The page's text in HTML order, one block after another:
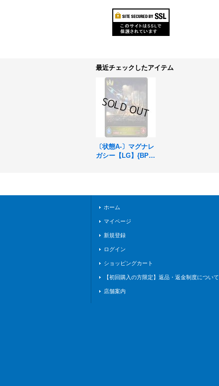
最近チェックしたアイテム
〔状態A-〕マグナレ
ガシー【LG】{BP05
ホーム
マイページ
新規登録
ログイン
ショッピングカート
【初回購入の方限定】返品・返金制度について
店舗案内